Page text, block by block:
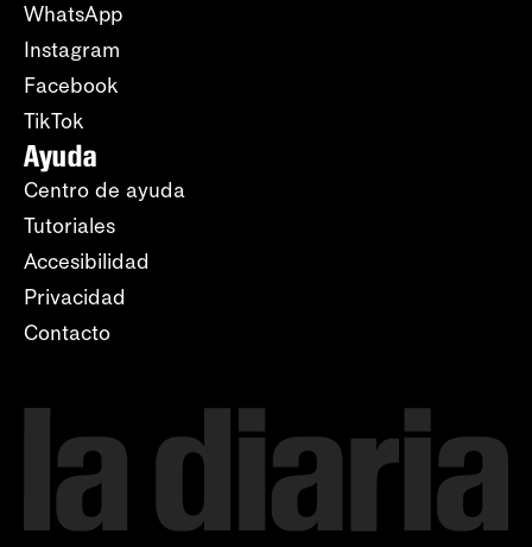
WhatsApp
Instagram
Facebook
TikTok
Ayuda
Centro de ayuda
Tutoriales
Accesibilidad
Privacidad
Contacto